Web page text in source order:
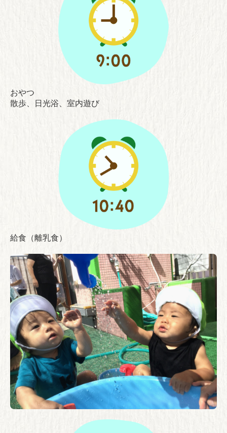
おやつ
散歩、日光浴、室内遊び
給食（離乳食）